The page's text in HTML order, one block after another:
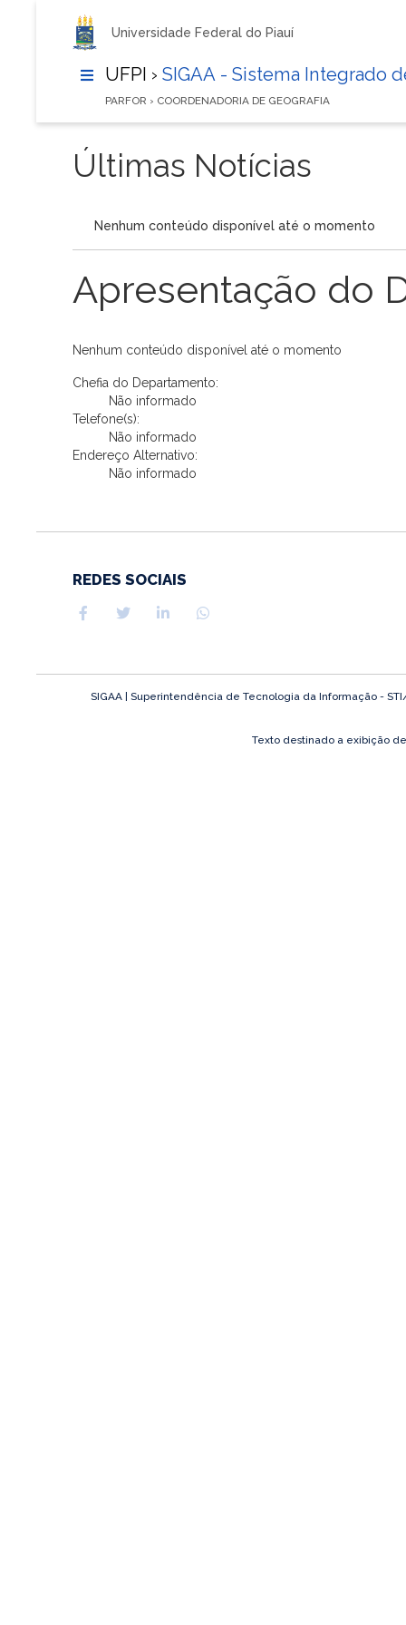
Universidade Federal do Piauí
UFPI › SIGAA - Sistema Integrado
PARFOR › COORDENADORIA DE GEOGRAFIA
Últimas Notícias
Nenhum conteúdo disponível até o momento
Apresentação do
Nenhum conteúdo disponível até o momento
Chefia do Departamento:
Não informado
Telefone(s):
Não informado
Endereço Alternativo:
Não informado
REDES SOCIAIS
SIGAA | Superintendência de Tecnologia da Informação -
Texto destinado a exibição